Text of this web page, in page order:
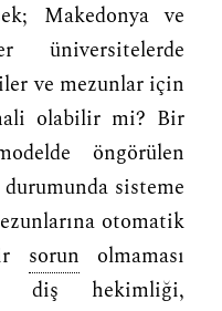
Makedonya ve
üniversitelerde
ve mezunlar için
olabilir mi? Bir
öngörülen
sisteme
otomatik
sorun olmaması
diş hekimliği,